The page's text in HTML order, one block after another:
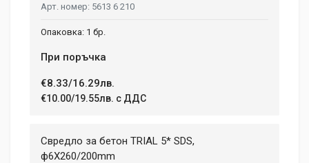
Email Address
5613 6 210
1 бр.
При поръчка
€8.33/16.29лв.
€10.00/19.55лв. с ДДС
Свредло за бетон TRIAL 5* SDS,
ф6X260/200mm